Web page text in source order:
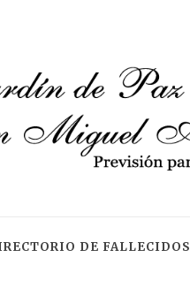
DE FALLECIDOS